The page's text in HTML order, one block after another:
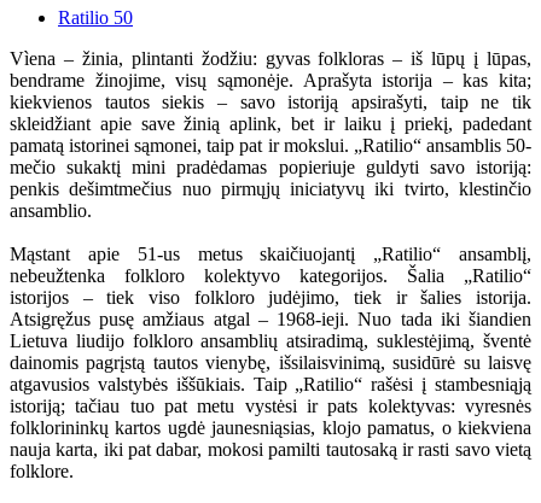
Ratilio 50
Vìena – žinia, plintanti žodžiu: gyvas folkloras – iš lūpų į lūpas,
bendrame žinojime, visų sąmonėje. Aprašyta istorija – kas kita;
kiekvienos tautos siekis – savo istoriją apsirašyti, taip ne tik
skleidžiant apie save žinią aplink, bet ir laiku į priekį, padedant
pamatą istorinei sąmonei, taip pat ir mokslui. „Ratilio“ ansamblis 50-
mečio sukaktį mini pradėdamas popieriuje guldyti savo istoriją:
penkis dešimtmečius nuo pirmųjų iniciatyvų iki tvirto, klestinčio
ansamblio.
Mąstant apie 51-us metus skaičiuojantį „Ratilio“ ansamblį,
nebeužtenka folkloro kolektyvo kategorijos. Šalia „Ratilio“
istorijos – tiek viso folkloro judėjimo, tiek ir šalies istorija.
Atsigręžus pusę amžiaus atgal – 1968-ieji. Nuo tada iki šiandien
Lietuva liudijo folkloro ansamblių atsiradimą, suklestėjimą, šventė
dainomis pagrįstą tautos vienybę, išsilaisvinimą, susidūrė su laisvę
atgavusios valstybės iššūkiais. Taip „Ratilio“ rašėsi į stambesniąją
istoriją; tačiau tuo pat metu vystėsi ir pats kolektyvas: vyresnės
folklorininkų kartos ugdė jaunesniąsias, klojo pamatus, o kiekviena
nauja karta, iki pat dabar, mokosi pamilti tautosaką ir rasti savo vietą
folklore.